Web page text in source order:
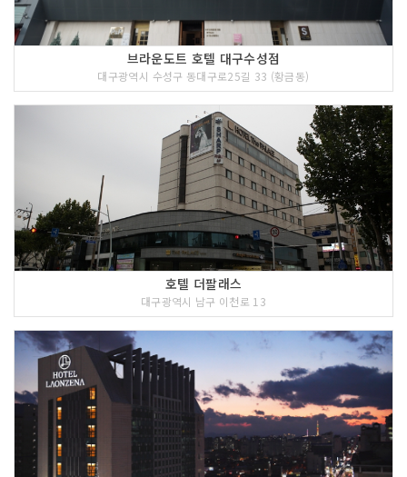
브라운도트 호텔 대구수성점
대구광역시 수성구 동대구로25길 33 (황금동)
호텔 더팔래스
대구광역시 남구 이천로 13